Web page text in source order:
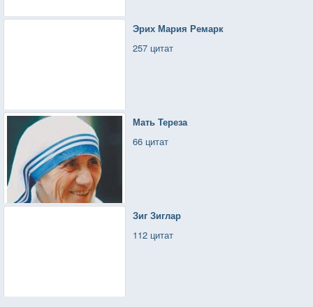
Эрих Мария Ремарк
257 цитат
Мать Тереза
66 цитат
Зиг Зиглар
112 цитат